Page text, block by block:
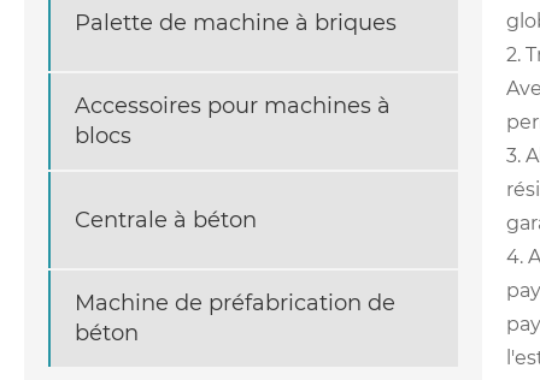
Palette de machine à briques
Accessoires pour machines à
blocs
Centrale à béton
Machine de préfabrication de
béton
2.
3.
4.